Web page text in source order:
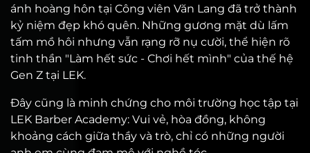
ánh hoàng hôn tại Công viên Văn Lang đã trở thành
kỷ niệm đẹp khó quên. Những gương mặt dù lấm
tấm mồ hôi nhưng vẫn rạng rỡ nụ cười, thể hiện rõ
tinh thần "Làm hết sức - Chơi hết mình" của thế hệ
Gen Z tại LEK.
Đây cũng là minh chứng cho môi trường học tập tại
LEK Barber Academy: Vui vẻ, hòa đồng, không
khoảng cách giữa thầy và trò, chỉ có những người